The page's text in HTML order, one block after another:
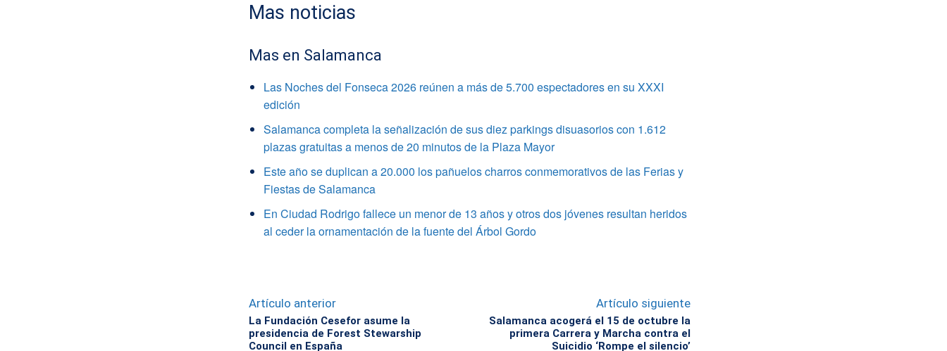
Mas noticias
Mas en Salamanca
Las Noches del Fonseca 2026 reúnen a más de 5.700 espectadores en su XXXI
edición
Salamanca completa la señalización de sus diez parkings disuasorios con 1.612
plazas gratuitas a menos de 20 minutos de la Plaza Mayor
Este año se duplican a 20.000 los pañuelos charros conmemorativos de las Ferias y
Fiestas de Salamanca
En Ciudad Rodrigo fallece un menor de 13 años y otros dos jóvenes resultan heridos
al ceder la ornamentación de la fuente del Árbol Gordo
Artículo anterior
La Fundación Cesefor asume la
presidencia de Forest Stewarship
Council en España
Artículo siguiente
Salamanca acogerá el 15 de octubre la
primera Carrera y Marcha contra el
Suicidio ‘Rompe el silencio’